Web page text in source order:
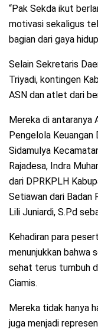
“Pak Sekda ikut
motivasi sekaligus
bagian dari gaya
Selain Sekretaris
Triyadi, kontingen
ASN dan atlet dari
Mereka di antaranya
Pengelola Keuangan
Sidamulya
Rajadesa, Indra
dari DPRKPLH
Setiawan dari Badan
Lili Juniardi, S.Pd
Kehadiran para
menunjukkan bahwa
sehat terus tumbuh
Ciamis.
Mereka tidak hanya
juga menjadi